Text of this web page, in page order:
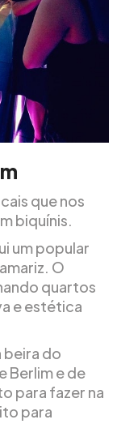
que nos
biquínis.
um popular
O
quartos
e estética
beira do
Berlim e de
para fazer na
para